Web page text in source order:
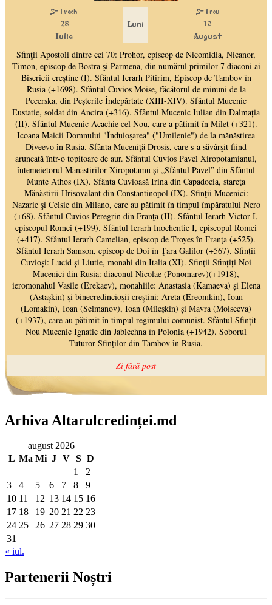
Arhiva Altarulcredinței.md
august 2026
L Ma Mi J V S D
1
2
3
4 5 6 7 8
9
10 11 12 13 14 15 16
17 18 19 20 21 22 23
24 25 26 27 28 29 30
31
« iul.
Partenerii Noștri